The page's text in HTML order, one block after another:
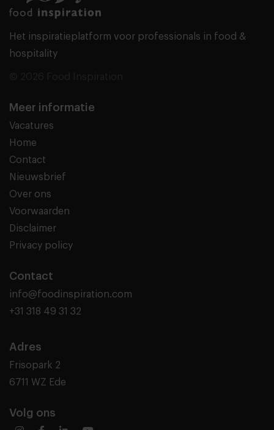
Het inspiratieplatform voor professionals in food &
hospitality
Meer informatie
Vacatures
Home
Contact
Nieuwsbrief
Over ons
Voorwaarden
Disclaimer
Privacy policy
Contact
info@foodinspiration.com
+31 318 49 31 32
Adres
Frisopark 2
6711 WZ Ede
Volg ons